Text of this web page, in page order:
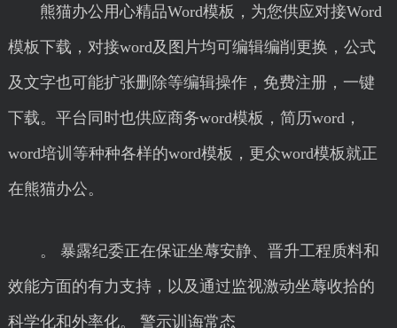
熊猫办公用心精品Word模板，为您供应对接Word
模板下载，对接word及图片均可编辑编削更换，公式
及文字也可能扩张删除等编辑操作，免费注册，一键
下载。平台同时也供应商务word模板，简历word，
word培训等种种各样的word模板，更众word模板就正
在熊猫办公。
。 暴露纪委正在保证坐蓐安静、晋升工程质料和
效能方面的有力支持，以及通过监视激动坐蓐收拾的
科学化和外率化。 警示训诲常态